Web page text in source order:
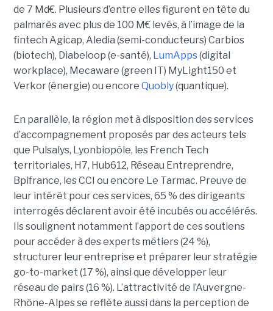
de 7 Md€. Plusieurs d’entre elles figurent en tête du
palmarès avec plus de 100 M€ levés, à l’image de la
fintech Agicap, Aledia (semi-conducteurs) Carbios
(biotech), Diabeloop (e-santé), LumApps(digital
workplace), Mecaware (green IT) MyLight150 et
Verkor (énergie) ou encore Quobly(quantique).
En parallèle, la région met à disposition des services
d’accompagnement proposés par des acteurs tels
que Pulsalys, Lyonbiopôle, les French Tech
territoriales, H7, Hub612, Réseau Entreprendre,
Bpifrance, les CCI ou encore Le Tarmac. Preuve de
leur intérêt pour ces services, 65 % des dirigeants
interrogés déclarent avoir été incubés ou accélérés.
Ils soulignent notamment l’apport de ces soutiens
pour accéder à des experts métiers (24 %),
structurer leur entreprise et préparer leur stratégie
go-to-market (17 %), ainsi que développer leur
réseau de pairs (16 %). L’attractivité de l’Auvergne-
Rhône-Alpes se reflète aussi dans la perception de